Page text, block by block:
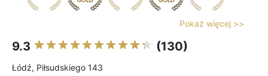
Pokaż więcej >>
9.3 (130)
Łódź, Piłsudskiego 143